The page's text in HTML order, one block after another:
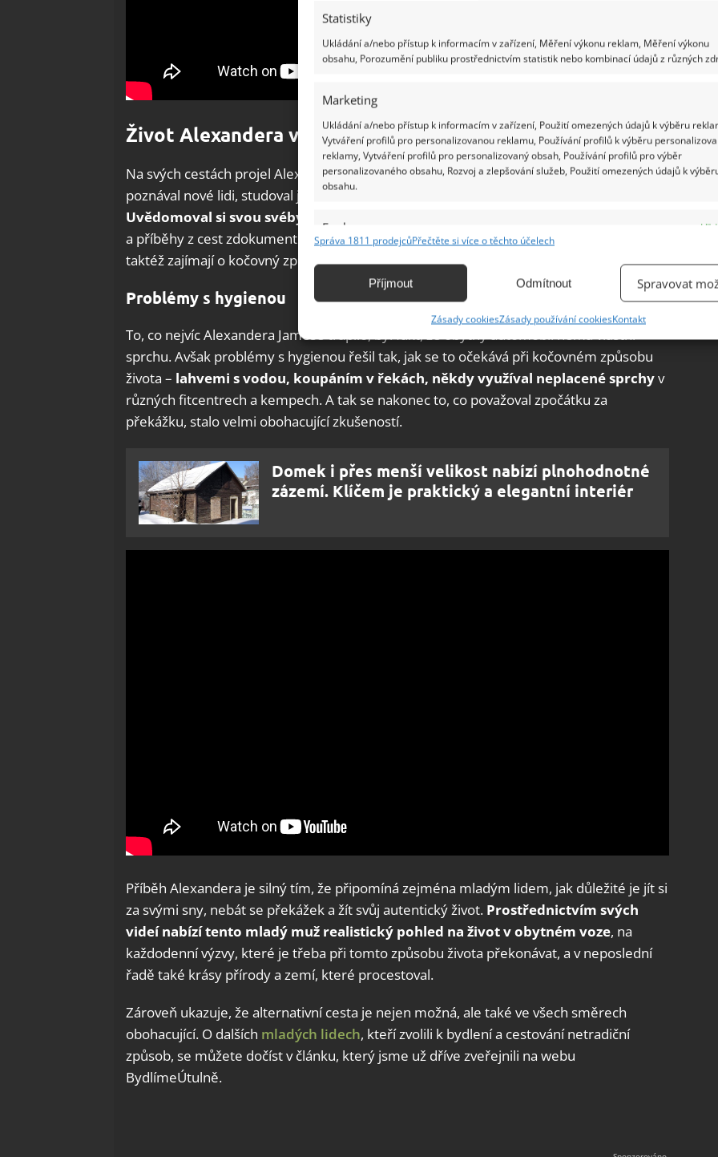
Statistiky
Ukládání a/nebo přístup k informacím v zařízení, Měření výkonu reklam, Měření výkonu
obsahu, Porozumění publiku prostřednictvím statistik nebo kombinací údajů z různých
Marketing
Ukládání a/nebo přístup k informacím v zařízení, Použití omezených údajů k výběru
Vytváření profilů pro personalizovanou reklamu, Používání profilů k výběru
reklamy, Vytváření profilů pro personalizovaný obsah, Používání profilů pro výběr
personalizovaného obsahu, Rozvoj a zlepšování služeb, Použití omezených údajů k
obsahu.
Funkce
Identifikace zařízení na základě automaticky přenášených informací.
základě aktivně vyžádaných informací.
Zajištění bezpečnosti, předcházení a zjišťování podvodů a
odstraňování chyb, Poskytování a zobrazování reklamy a obsahu,
Ukládání a sdělování voleb ochrany osobních údajů.
Správa 1811 prodejcůPřečtěte si více o těchto účelech
Příjmout Odmítnout Spravovat
Zásady cookiesZásady používání cookiesKontakt
Život Alexandera v zahraničí
Na svých cestách projel Alexander nejen celou Evropu, ale i pořádný kus světa. Přitom
poznával nové lidi, studoval jejich kulturu a postupně se učil novým jazykům.
Uvědomoval si svou svébytnost a spojení s přírodou.
a příběhy z cest zdokumentoval na sociálních sítích, čímž inspiroval spoustu lidí, kteří se
taktéž zajímají o kočovný způsob života při objevování světa a sebe samých.
Problémy s hygienou
To, co nejvíc Alexandera Jamese trápilo, byl fakt, že obytný automobil nemá vlastní
sprchu. Avšak problémy s hygienou řešil tak, jak se to očekává při kočovném způsobu
života – lahvemi s vodou, koupáním v řekách, někdy využíval neplacené sprchyv
různých fitcentrech a kempech. A tak se nakonec to, co považoval zpočátku za
překážku, stalo velmi obohacující zkušeností.
Domek i přes menší velikost nabízí plnohodnotné
zázemí. Klíčem je praktický a elegantní interiér
Příběh Alexandera je silný tím, že připomíná zejména mladým lidem, jak důležité je jít si
za svými sny, nebát se překážek a žít svůj autentický život. Prostřednictvím svých
videí nabízí tento mladý muž realistický pohled na život v obytném voze, na
každodenní výzvy, které je třeba při tomto způsobu života překonávat, a v neposlední
řadě také krásy přírody a zemí, které procestoval.
Zároveň ukazuje, že alternativní cesta je nejen možná, ale také ve všech směrech
obohacující. O dalších mladých lidech, kteří zvolili k bydlení a cestování netradiční
způsob, se můžete dočíst v článku, který jsme už dříve zveřejnili na webu
BydlímeÚtulně.